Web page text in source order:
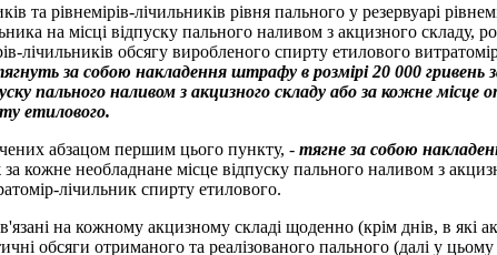
та рівнемірів-лічильників рівня пального у резервуарі
на місці відпуску пального наливом з акцизного складу,
лічильників обсягу виробленого спирту етилового
за собою накладення штрафу в розмірі 20 000
пального наливом з акцизного складу або за кожне місце
етилового.
абзацом першим цього пункту, - тягне за собою
кожне необладнане місце відпуску пального наливом з
лічильник спирту етилового.
на кожному акцизному складі щоденно (крім днів, в які
обсяги отриманого та реалізованого пального (далі у цьому